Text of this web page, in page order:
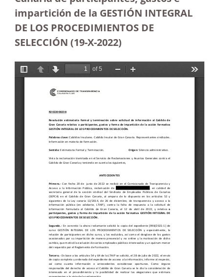
impartición de la GESTIÓN INTEGRAL
DE LOS PROCEDIMIENTOS DE
SELECCIÓN (19-X-2022)